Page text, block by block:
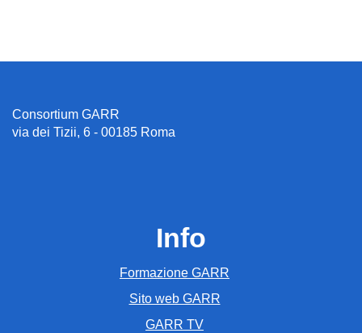
Consortium GARR
via dei Tizii, 6 - 00185 Roma
Info
Formazione GARR
Sito web GARR
GARR TV